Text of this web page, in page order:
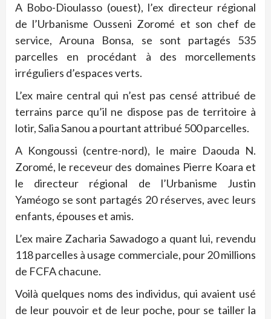
A Bobo-Dioulasso (ouest), l’ex directeur régional
de l’Urbanisme Ousseni Zoromé et son chef de
service, Arouna Bonsa, se sont partagés 535
parcelles en procédant à des morcellements
irréguliers d’espaces verts.
L’ex maire central qui n’est pas censé attribué de
terrains parce qu’il ne dispose pas de territoire à
lotir, Salia Sanou a pourtant attribué 500 parcelles.
A Kongoussi (centre-nord), le maire Daouda N.
Zoromé, le receveur des domaines Pierre Koara et
le directeur régional de l’Urbanisme Justin
Yaméogo se sont partagés 20 réserves, avec leurs
enfants, épouses et amis.
L’ex maire Zacharia Sawadogo a quant lui, revendu
118 parcelles à usage commerciale, pour 20 millions
de FCFA chacune.
Voilà quelques noms des individus, qui avaient usé
de leur pouvoir et de leur poche, pour se tailler la